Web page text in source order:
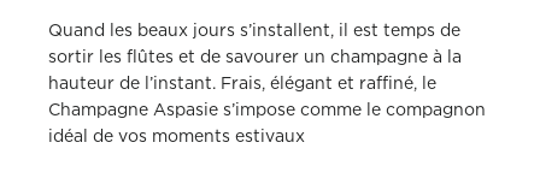
Quand les beaux jours s’installent, il est temps de
sortir les flûtes et de savourer un champagne à la
hauteur de l’instant. Frais, élégant et raffiné, le
Champagne Aspasie s’impose comme le compagnon
idéal de vos moments estivaux